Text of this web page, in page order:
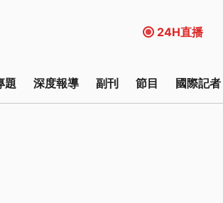
24H直播
題 深度報導 副刊 節目 國際記者